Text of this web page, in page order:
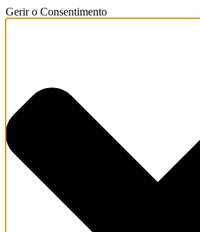
Gerir o Consentimento